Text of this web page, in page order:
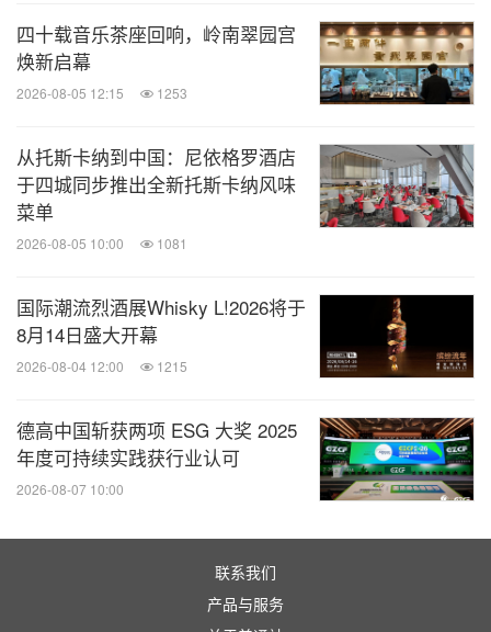
限公司。博华公司员工总数近500人。
更多展会官方资讯、赛事实时资讯、食品餐饮动态，
媒体及合作联络——
展位咨询：洪先生
电话：021-33392132
邮箱：Owen.Hong@imsinoexpo.com
上海博华国际展览有限公司
市场合作：包女士
消息来源：上海博华国际展览有限公司
四十载音乐茶座回响，岭南翠园宫
焕新启幕
2026-08-05 12:15 1253
从托斯卡纳到中国：尼依格罗酒店
于四城同步推出全新托斯卡纳风味
菜单
2026-08-05 10:00 1081
国际潮流烈酒展Whisky L!2026将于
8月14日盛大开幕
2026-08-04 12:00 1215
德高中国斩获两项 ESG 大奖 2025
年度可持续实践获行业认可
2026-08-07 10:00
联系我们
产品与服务